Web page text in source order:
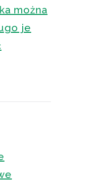
można
je